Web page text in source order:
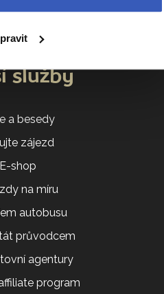
se nás
podmínky
služby
a besedy
zájezd
E-shop
na míru
autobusu
průvodcem
agentury
program